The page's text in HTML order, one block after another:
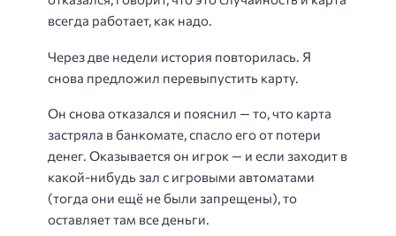
всегда работает, как надо.
Через две недели история повторилась. Я
снова предложил перевыпустить карту.
Он снова отказался и пояснил — то, что карта
застряла в банкомате, спасло его от потери
денег. Оказывается он игрок — и если заходит в
какой-нибудь зал с игровыми автоматами
(тогда они ещё не были запрещены), то
оставляет там все деньги.